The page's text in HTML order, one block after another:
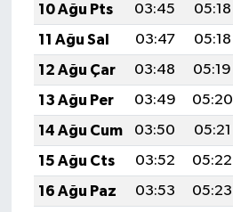
10 Ağu Pts
03:45 05:18
11 Ağu Sal
03:47 05:18
12 Ağu Çar
03:48 05:19
13 Ağu Per
03:49 05:20
14 Ağu Cum
03:50 05:21
15 Ağu Cts
03:52 05:22
16 Ağu Paz
03:53 05:23